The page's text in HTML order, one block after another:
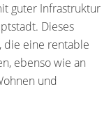
guter Infrastruktur
Dieses
die eine rentable
ebenso wie an
und